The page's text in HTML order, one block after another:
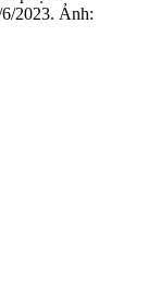
2023. Ảnh: